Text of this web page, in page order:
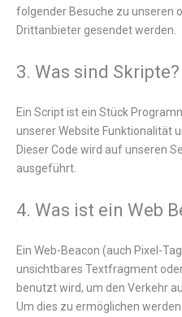
folgender Besuche zu unseren
Drittanbieter gesendet werden.
3. Was sind Skripte?
Ein Script ist ein Stück
unserer Website Funktionalität
Dieser Code wird auf unseren
ausgeführt.
4. Was ist ein Web
Ein Web-Beacon (auch Pixel-
unsichtbares Textfragment
benutzt wird, um den Verkehr
Um dies zu ermöglichen